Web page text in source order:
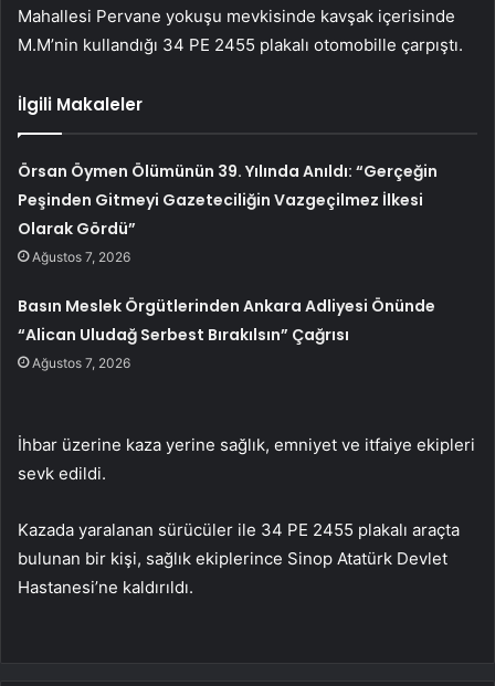
Mahallesi Pervane yokuşu mevkisinde kavşak içerisinde
M.M’nin kullandığı 34 PE 2455 plakalı otomobille çarpıştı.
İlgili Makaleler
Örsan Öymen Ölümünün 39. Yılında Anıldı: “Gerçeğin
Peşinden Gitmeyi Gazeteciliğin Vazgeçilmez İlkesi
Olarak Gördü”
Ağustos 7, 2026
Basın Meslek Örgütlerinden Ankara Adliyesi Önünde
“Alican Uludağ Serbest Bırakılsın” Çağrısı
Ağustos 7, 2026
İhbar üzerine kaza yerine sağlık, emniyet ve itfaiye ekipleri
sevk edildi.
Kazada yaralanan sürücüler ile 34 PE 2455 plakalı araçta
bulunan bir kişi, sağlık ekiplerince Sinop Atatürk Devlet
Hastanesi’ne kaldırıldı.